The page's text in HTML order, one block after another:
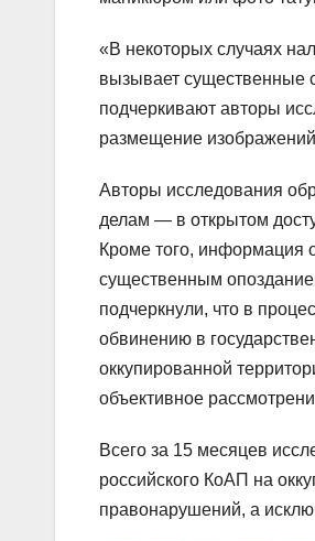
«В некоторых случаях
вызывает существенные
подчеркивают авторы
размещение
Авторы исследования
делам — в открытом
Кроме того, информация
существенным
подчеркнули, что в
обвинению в
оккупированной
объективное
Всего за 15 месяцев
российского КоАП на
правонарушений, а